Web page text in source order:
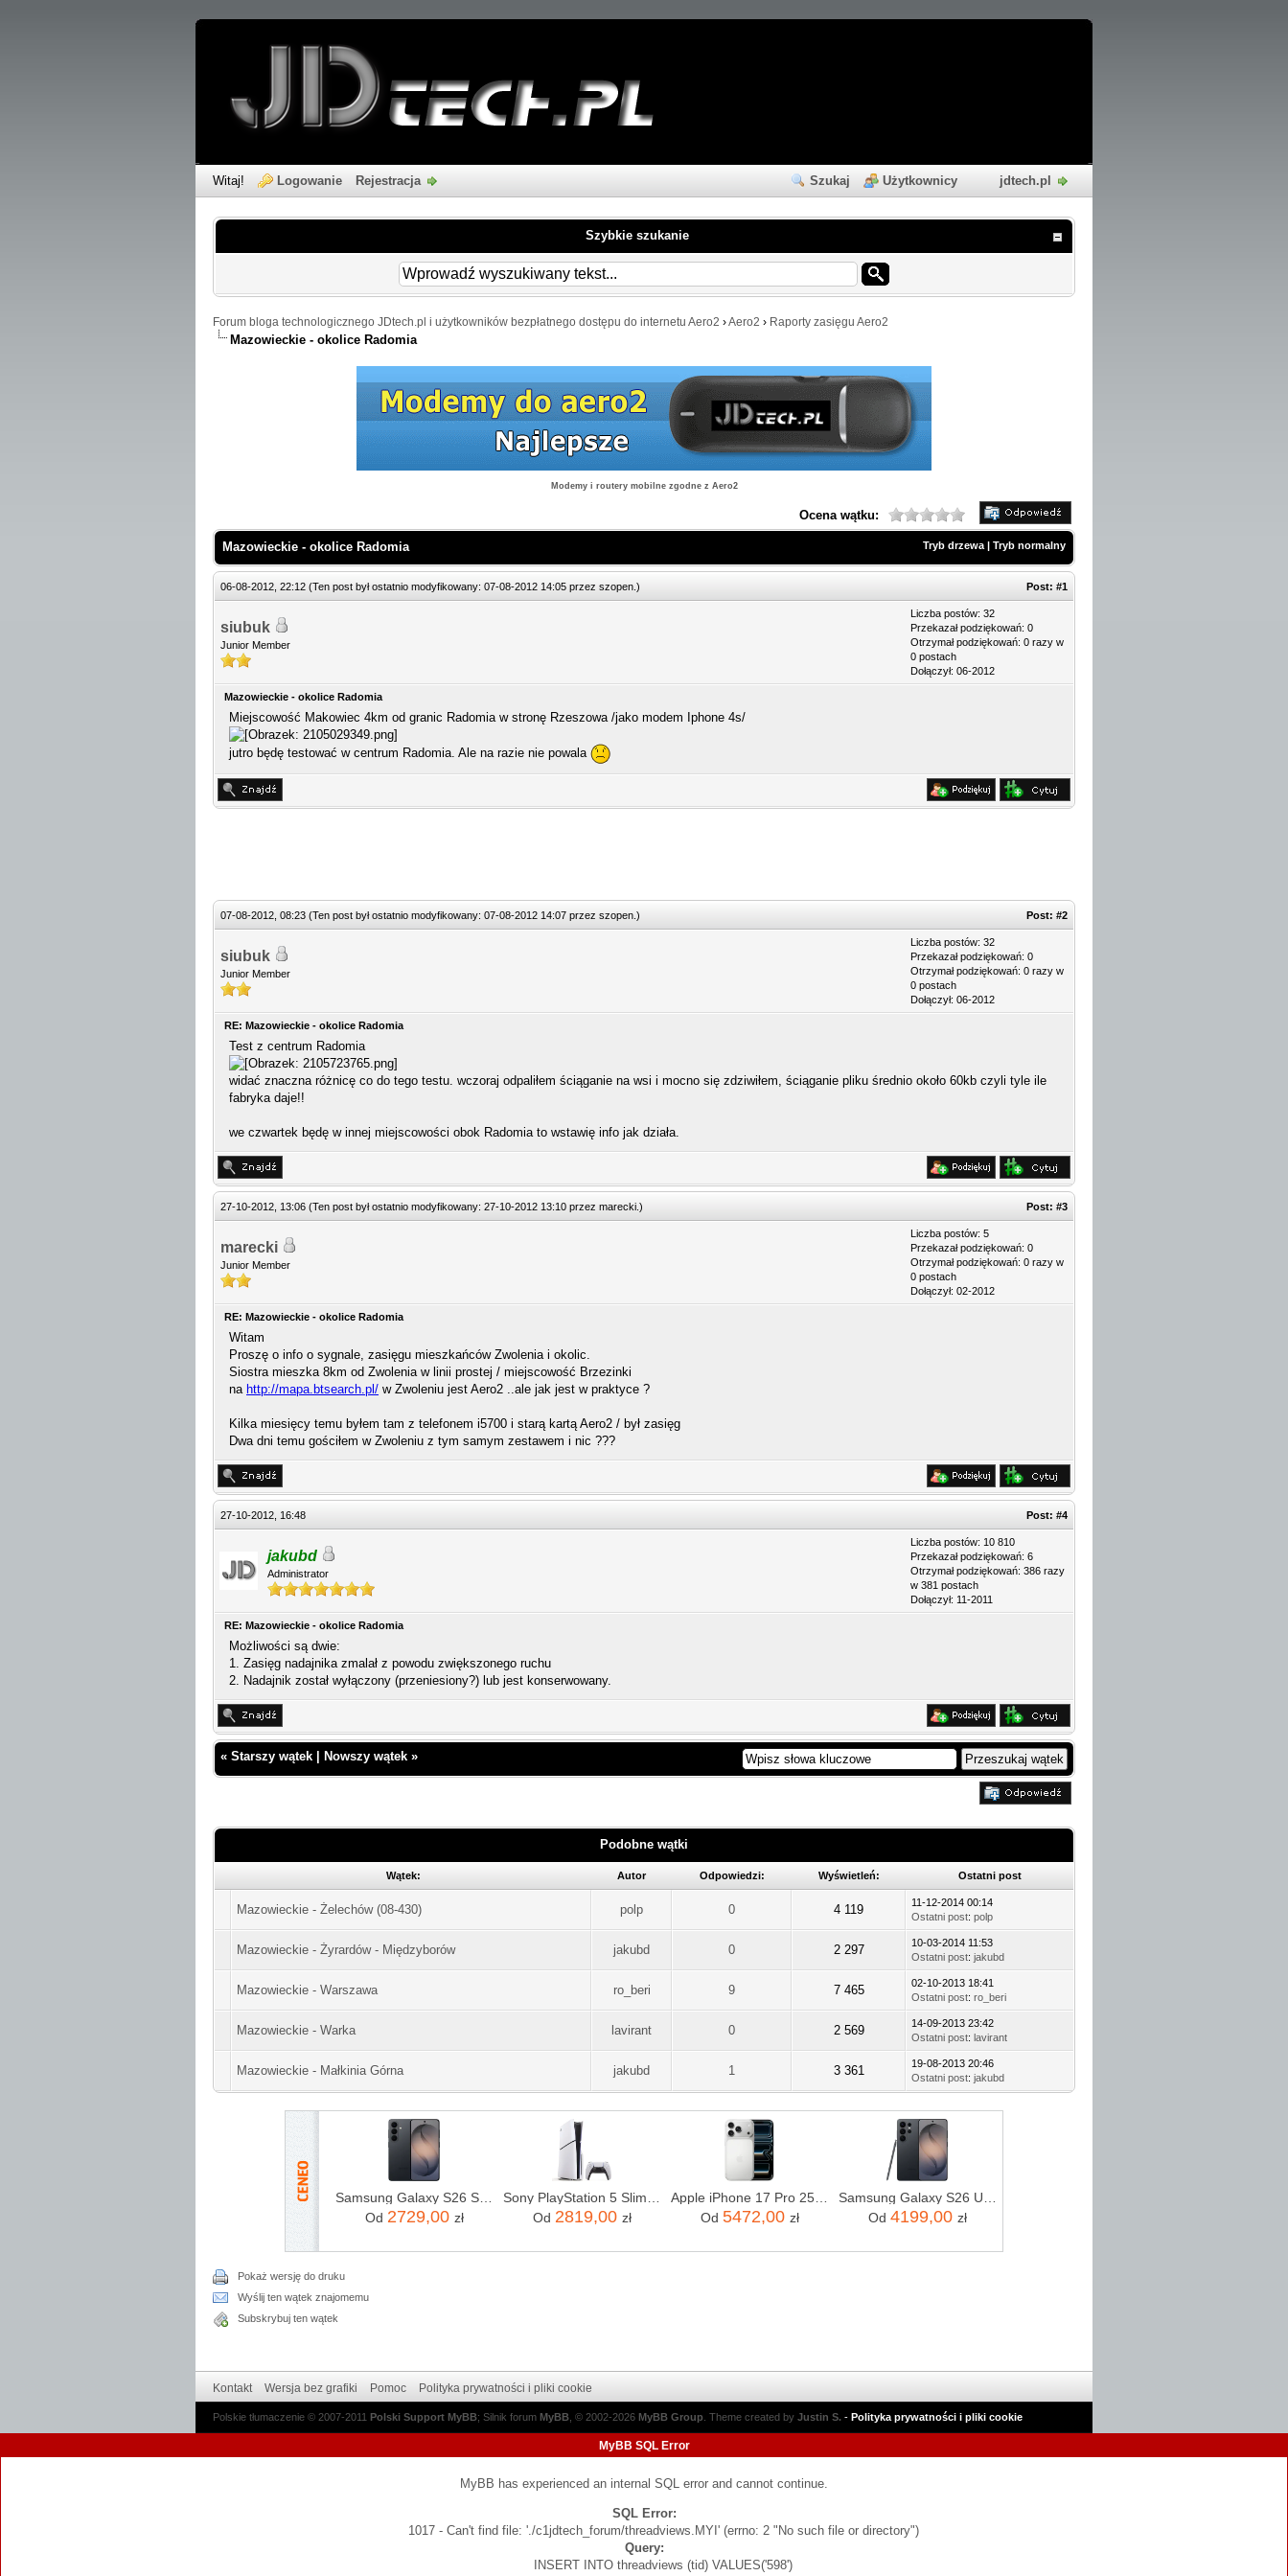
Szukaj Użytkownicy jdtech.pl
Witaj! Logowanie Rejestracja
Szybkie szukanie
Forum bloga technologicznego JDtech.pl i użytkowników bezpłatnego dostępu do internetu Aero2 ›Aero2 › Raporty zasięgu Aero2
Mazowieckie - okolice Radomia
Modemy i routery mobilne zgodne z Aero2
Ocena wątku:
Tryb drzewa | Tryb normalny
Mazowieckie - okolice Radomia
06-08-2012, 22:12 (Ten post był ostatnio modyfikowany: 07-08-2012 14:05 przez szopen ) Post: #1
siubuk
Junior Member
Liczba postów: 32
Przekazał podziękowań: 0
Otrzymał podziękowań: 0 razy w
0 postach
Dołączył: 06-2012
Mazowieckie - okolice Radomia
Miejscowość Makowiec 4km od granic Radomia w stronę Rzeszowa /jako modem Iphone 4s/
jutro będę testować w centrum Radomia. Ale na razie nie powala
07-08-2012, 08:23 (Ten post był ostatnio modyfikowany: 07-08-2012 14:07 przez szopen ) Post: #2
siubuk
Junior Member
Liczba postów: 32
Przekazał podziękowań: 0
Otrzymał podziękowań: 0 razy w
0 postach
Dołączył: 06-2012
RE: Mazowieckie - okolice Radomia
Test z centrum Radomia
widać znaczna różnicę co do tego testu. wczoraj odpaliłem ściąganie na wsi i mocno się zdziwiłem, ściąganie pliku średnio około 60kb czyli tyle ile
fabryka daje!!
we czwartek będę w innej miejscowości obok Radomia to wstawię info jak działa.
27-10-2012, 13:06 (Ten post był ostatnio modyfikowany: 27-10-2012 13:10 przez marecki ) Post: #3
marecki
Junior Member
Liczba postów: 5
Przekazał podziękowań: 0
Otrzymał podziękowań: 0 razy w
0 postach
Dołączył: 02-2012
RE: Mazowieckie - okolice Radomia
Witam
Proszę o info o sygnale, zasięgu mieszkańców Zwolenia i okolic.
Siostra mieszka 8km od Zwolenia w linii prostej / miejscowość Brzezinki
na http://mapa.btsearch.pl/ w Zwoleniu jest Aero2 ..ale jak jest w praktyce ?
Kilka miesięcy temu byłem tam z telefonem i5700 i starą kartą Aero2 / był zasięg
Dwa dni temu gościłem w Zwoleniu z tym samym zestawem i nic ???
27-10-2012, 16:48 Post: #4
jakubd
Administrator
Liczba postów: 10 810
Przekazał podziękowań: 6
Otrzymał podziękowań: 386 razy
w 381 postach
Dołączył: 11-2011
RE: Mazowieckie - okolice Radomia
Możliwości są dwie:
1. Zasięg nadajnika zmalał z powodu zwiększonego ruchu
2. Nadajnik został wyłączony (przeniesiony?) lub jest konserwowany.
« Starszy wątek Nowszy wątek »
Podobne wątki
Wątek: Autor Odpowiedzi: Wyświetleń: Ostatni post
Mazowieckie - Żelechów (08-430) polp 0 4 119
11-12-2014 00:14
Ostatni post: polp
Mazowieckie - Żyrardów - Międzyborów jakubd 0 2 297
10-03-2014 11:53
Ostatni post: jakubd
Mazowieckie - Warszawa ro_beri 9 7 465
02-10-2013 18:41
Ostatni post: ro_beri
Mazowieckie - Warka lavirant 0 2 569
14-09-2013 23:42
Ostatni post: lavirant
Mazowieckie - Małkinia Górna jakubd 1 3 361
19-08-2013 20:46
Ostatni post: jakubd
Samsung Galaxy S26 SM-S942 12/256GB Czarny
Od 2729,00 zł
Od 2819,00 zł
Apple iPhone 17 Pro 256GB Srebrny
Od 5472,00 zł
Od 4199,00 zł
Pokaż wersję do druku
Wyślij ten wątek znajomemu
Subskrybuj ten wątek
Kontakt Wersja bez grafiki Pomoc Polityka prywatności i pliki cookie
Polskie tłumaczenie © 2007-2011 Polski Support MyBB; Silnik forum MyBB , © 2002-2026 MyBB Group Theme created by Justin S. - Polityka prywatności i pliki cookie
MyBB SQL Error
MyBB has experienced an internal SQL error and cannot continue.
SQL Error:
1017 - Can't find file: './c1jdtech_forum/threadviews.MYI' (errno: 2 "No such file or directory")
Query:
INSERT INTO threadviews (tid) VALUES('598')